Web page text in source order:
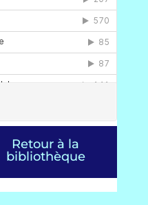
Retour à la
bibliothèque